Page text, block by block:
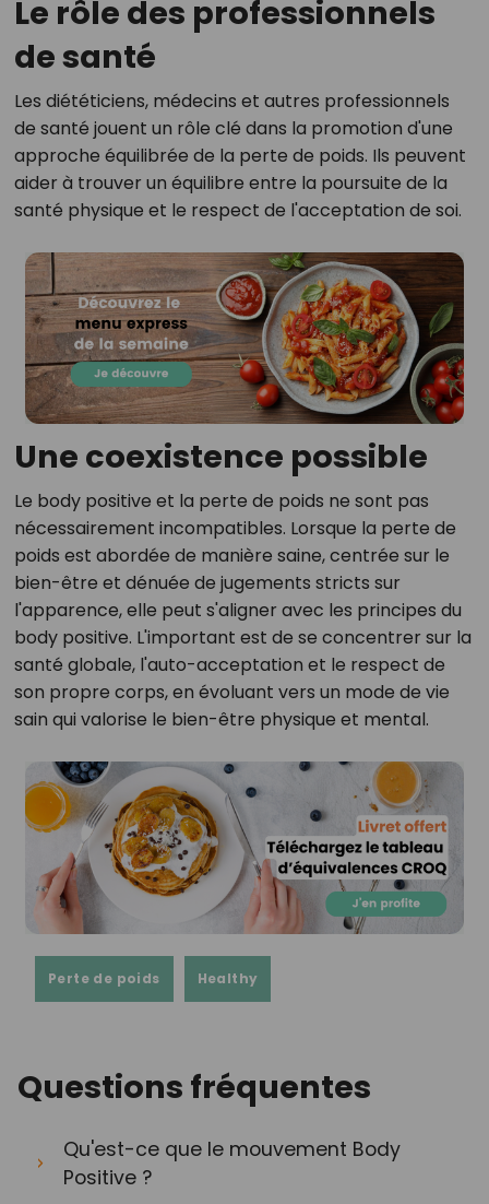
Le rôle des professionnels
de santé
Les diététiciens, médecins et autres professionnels
de santé jouent un rôle clé dans la promotion d'une
approche équilibrée de la perte de poids. Ils peuvent
aider à trouver un équilibre entre la poursuite de la
santé physique et le respect de l'acceptation de soi.
Une coexistence possible
Le body positive et la perte de poids ne sont pas
nécessairement incompatibles. Lorsque la perte de
poids est abordée de manière saine, centrée sur le
bien-être et dénuée de jugements stricts sur
l'apparence, elle peut s'aligner avec les principes du
body positive. L'important est de se concentrer sur la
santé globale, l'auto-acceptation et le respect de
son propre corps, en évoluant vers un mode de vie
sain qui valorise le bien-être physique et mental.
Perte de poids Healthy
Questions fréquentes
Qu'est-ce que le mouvement Body
Positive ?